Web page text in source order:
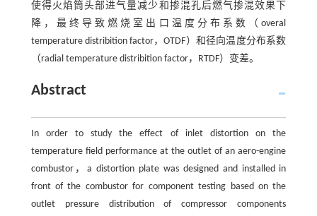
使得火焰筒头部进气量减少和掺混孔后燃气掺混效果下
降，最终导致燃烧室出口温度分布系数（overal
temperature distribition factor，OTDF）和径向温度分布系数
（radial temperature distribition factor，RTDF）变差。
Abstract
In order to study the effect of inlet distortion on the
temperature field performance at the outlet of an aero-engine
combustor，a distortion plate was designed and installed in
front of the combustor for component testing based on the
outlet pressure distribution of compressor components